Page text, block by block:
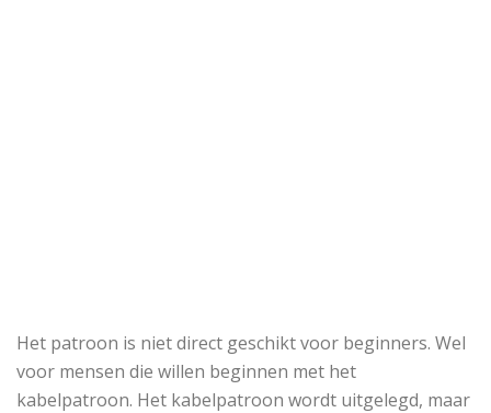
Het patroon is niet direct geschikt voor beginners. Wel
voor mensen die willen beginnen met het
kabelpatroon. Het kabelpatroon wordt uitgelegd, maar